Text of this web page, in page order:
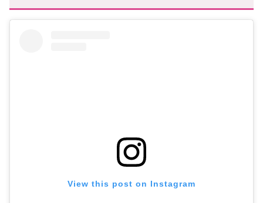
View this post on Instagram